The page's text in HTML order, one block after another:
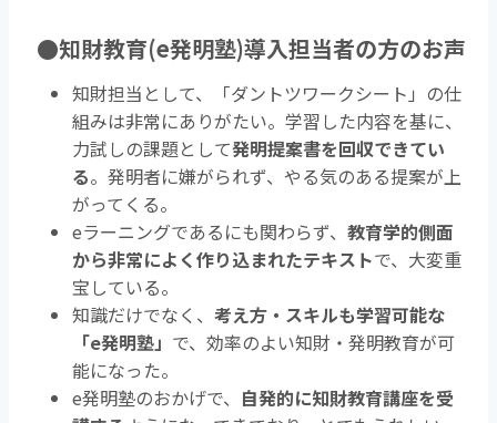
●知財教育(e発明塾)導入担当者の方のお声
知財担当として、「ダントツワークシート」の仕
組みは非常にありがたい。学習した内容を基に、
力試しの課題として発明提案書を回収できてい
る。発明者に嫌がられず、やる気のある提案が上
がってくる。
eラーニングであるにも関わらず、 教育学的側面
から非常によく作り込まれたテキストで、大変重
宝している。
知識だけでなく、 考え方・スキルも学習可能な
「e発明塾」 で、効率のよい知財・発明教育が可
能になった。
e発明塾のおかげで、 自発的に知財教育講座を受